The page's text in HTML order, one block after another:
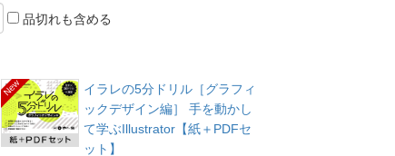
品切れも含める
New
イラレの5分ドリル［グラフィ
ックデザイン編］ 手を動かし
て学ぶIllustrator【紙＋PDFセ
ット】